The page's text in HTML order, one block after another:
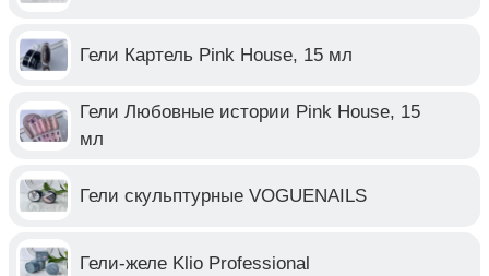
Гели Картель Pink House, 15 мл
Гели Любовные истории Pink House, 15
мл
Гели скульптурные VOGUENAILS
Гели-желе Klio Professional